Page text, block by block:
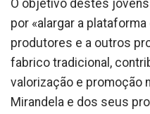
O objetivo destes
por «alargar a
produtores e a outros
fabrico tradicional,
valorização e promoção
Mirandela e dos seus